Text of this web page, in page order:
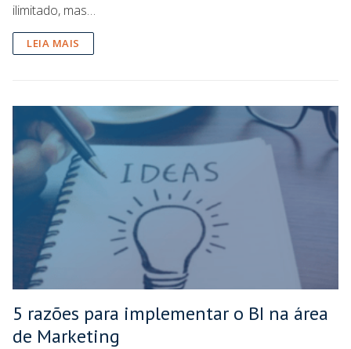
ilimitado, mas…
LEIA MAIS
5 razões para implementar o BI na área
de Marketing